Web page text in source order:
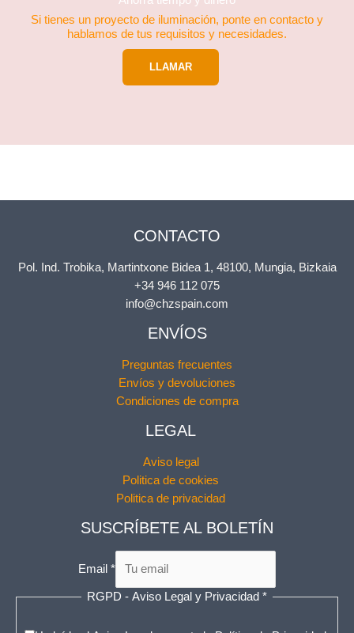
Si tienes un proyecto de iluminación, ponte en contacto y
hablamos de tus requisitos y necesidades.
LLAMAR
CONTACTO
Pol. Ind. Trobika, Martintxone Bidea 1, 48100, Mungia, Bizkaia
+34 946 112 075
info@chzspain.com
ENVÍOS
Preguntas frecuentes
Envíos y devoluciones
Condiciones de compra
LEGAL
Aviso legal
Politica de cookies
Politica de privacidad
SUSCRÍBETE AL BOLETÍN
Email*
y
RGPD - Aviso Legal y Privacidad *